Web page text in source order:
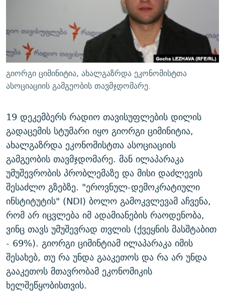
ᲨᲘᲜ - ᲣᲪᲮᲝᲔᲗᲨᲘ
ᲚᲘᲢᲔᲠᲐᲢᲣᲠᲣᲚᲘ ᲬᲐᲮᲜᲐᲒᲔᲑᲘ
ᲐᲛᲔᲠᲘᲙᲣᲚᲘ ᲛᲝᲗᲮᲠᲝᲑᲐ
ᲘᲛᲞᲔᲠᲘᲐ ᲓᲐ ᲠᲐᲓᲘᲝ
ᲩᲔᲛᲘ ᲡᲘᲙᲕᲓᲘᲚᲘᲡ ᲛᲘᲖᲔᲖᲘᲐ COVID-19
11 ᲬᲔᲚᲘ - 11 ᲐᲛᲑᲐᲕᲘ
ᲡᲐᲞᲐᲠᲚᲐᲛᲔᲜᲢᲝ ᲐᲠᲩᲔᲕᲜᲔᲑᲘᲡ ᲘᲡᲢᲝᲠᲘᲐ
ᲑᲐᲕᲨᲕᲔᲑᲘ ᲞᲠᲝᲡᲢᲘᲢᲣᲪᲘᲐᲨᲘ - ᲐᲛᲝᲣᲗᲥᲛᲔᲚᲘ ᲐᲛᲑᲐᲕᲘ
5 ᲐᲛᲑᲐᲕᲘ - 20 ᲘᲕᲜᲘᲡᲡ ᲓᲐᲨᲐᲕᲔᲑᲣᲚᲔᲑᲘ
ПРИВЕТ ᲙᲣᲚᲢᲣᲠᲐ
რთე/რთ-ის ყველა საიტი
გიორგი ციმინიტია, ახალგაზრდა ეკონომისტთა
ასოციაციის გამგეობის თავმჯდომარე.
19 დეკემბერს რადიო თავისუფლების დილის
გადაცემის სტუმარი იყო გიორგი ციმინიტია,
ახალგაზრდა ეკონომისტთა ასოციაციის
გამგეობის თავმჯდომარე. მან ილაპარაკა
უმუშევრობის პრობლემაზე და მისი დაძლევის
შესაძლო გზებზე. "ეროვნულ-დემოკრატიული
ინსტიტუტის" (NDI) ბოლო გამოკვლევამ აჩვენა,
რომ არ იცვლება იმ ადამიანების რაოდენობა,
ვინც თავს უმუშევრად თვლის (ქვეყნის მასშტაბით
- 69%). გიორგი ციმინტიამ ილაპარაკა იმის
შესახებ, თუ რა უნდა გააკეთოს და რა არ უნდა
გააკეთოს მთავრობამ ეკონომიკის
ხელშეწყობისთვის.